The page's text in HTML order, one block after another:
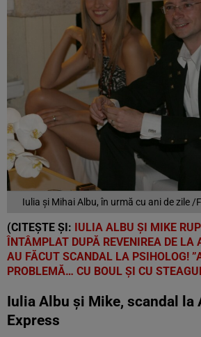
Iulia și Mihai Albu, în urmă cu ani de zile /
(CITEȘTE ȘI: IULIA ALBU ȘI MIKE
ÎNTÂMPLAT DUPĂ REVENIREA DE LA
AU FĂCUT SCANDAL LA PSIHOLOG!
PROBLEMĂ… CU BOUL ȘI CU
Iulia Albu și Mike, scandal la
Express